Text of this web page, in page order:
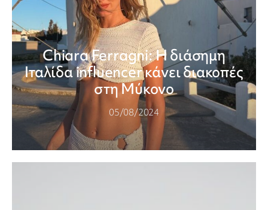
Chiara Ferragni: Η διάσημη
Ιταλίδα influencer κάνει διακοπές
στη Μύκονο
05/08/2024